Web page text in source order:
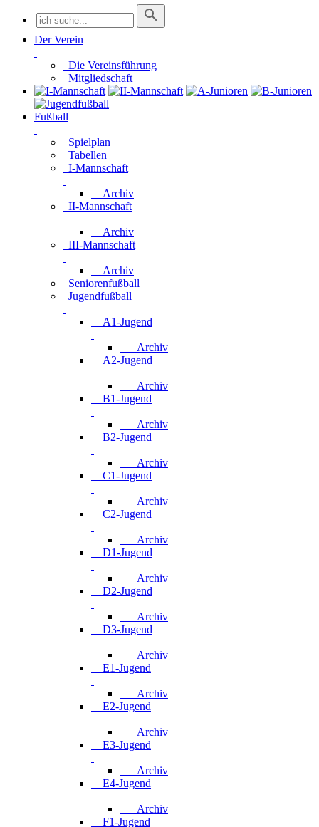
Der Verein
Die Vereinsführung
Mitgliedschaft
Fußball
Spielplan
Tabellen
I-Mannschaft
Archiv
II-Mannschaft
Archiv
III-Mannschaft
Archiv
Seniorenfußball
Jugendfußball
A1-Jugend
Archiv
A2-Jugend
Archiv
B1-Jugend
Archiv
B2-Jugend
Archiv
C1-Jugend
Archiv
C2-Jugend
Archiv
D1-Jugend
Archiv
D2-Jugend
Archiv
D3-Jugend
Archiv
E1-Jugend
Archiv
E2-Jugend
Archiv
E3-Jugend
Archiv
E4-Jugend
Archiv
F1-Jugend